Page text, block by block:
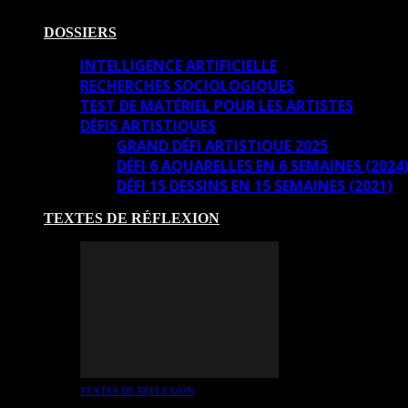
DOSSIERS
INTELLIGENCE ARTIFICIELLE
RECHERCHES SOCIOLOGIQUES
TEST DE MATÉRIEL POUR LES ARTISTES
DÉFIS ARTISTIQUES
GRAND DÉFI ARTISTIQUE 2025
DÉFI 6 AQUARELLES EN 6 SEMAINES (2024)
DÉFI 15 DESSINS EN 15 SEMAINES (2021)
TEXTES DE RÉFLEXION
TEXTES DE RÉFLEXION